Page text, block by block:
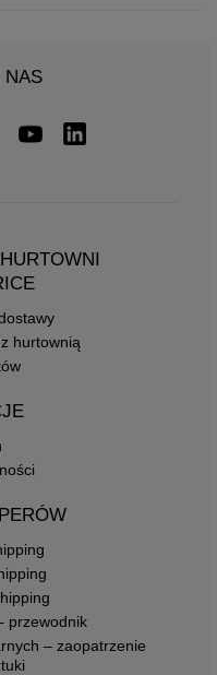
NAS
hurtownią
przewodnik
– zaopatrzenie